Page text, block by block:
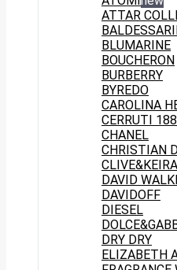
ATTAR
BLUMARINE
BOUCHERON
BURBERRY
BYREDO
CAROLINA
CERRUTI
CHANEL
CHRISTIAN
CLIVE&KEIRA
DAVID
DAVIDOFF
DIESEL
DRY DRY
ELIZABETH